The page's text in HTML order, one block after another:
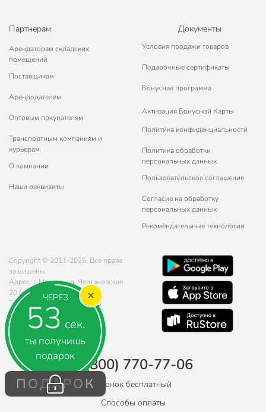
ЧЕРЕЗ
52 сек.
ты получишь
подарок
ПОДАРОК
Партнерам
Арендаторам складских
помещений
Поставщикам
Арендодателям
Оптовым покупателям
Транспортным компаниям и
курьерам
О компании
Наши реквизиты
Документы
Условия продажи товаров
Подарочные сертификаты
Бонусная программа
Активация Бонусной Карты
Политика конфиденциальности
Политика обработки
персональных данных
Пользовательское соглашение
Согласие на обработку
персональных данных
Рекомендательные технологии
Copyright © 2011-2026. Все права
защищены.
Адрес: г. Москва, ул. Чертановская
20 (метро Южная)
Телефон:
8 (800) 770-77-06
Почта:sales@poryadok.ru
8 (800) 770-77-06
Звонок бесплатный
Способы оплаты